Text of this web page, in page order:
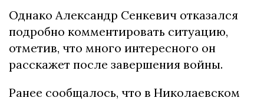
Однако Александр Сенкевич отказался
подробно комментировать ситуацию,
отметив, что много интересного он
расскажет после завершения войны.
Ранее сообщалось, что в Николаевском